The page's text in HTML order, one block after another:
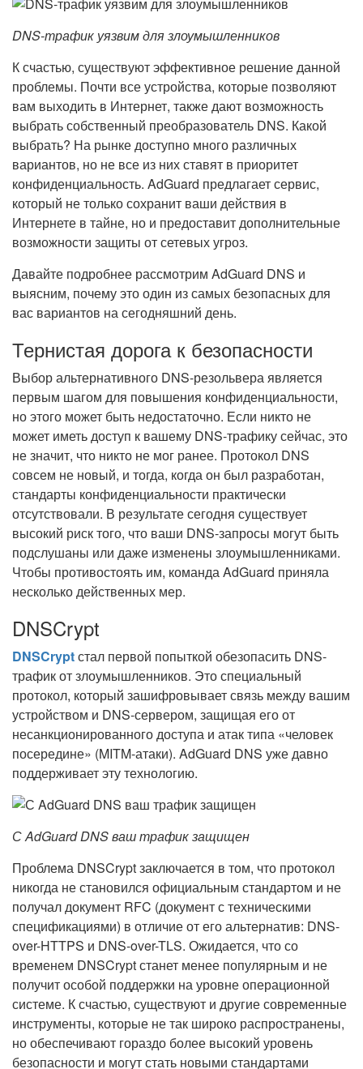
DNS-трафик уязвим для злоумышленников
К счастью, существуют эффективное решение данной
проблемы. Почти все устройства, которые позволяют
вам выходить в Интернет, также дают возможность
выбрать собственный преобразователь DNS. Какой
выбрать? На рынке доступно много различных
вариантов, но не все из них ставят в приоритет
конфиденциальность. AdGuard предлагает сервис,
который не только сохранит ваши действия в
Интернете в тайне, но и предоставит дополнительные
возможности защиты от сетевых угроз.
Давайте подробнее рассмотрим AdGuard DNS и
выясним, почему это один из самых безопасных для
вас вариантов на сегодняшний день.
Тернистая дорога к безопасности
Выбор альтернативного DNS-резольвера является
первым шагом для повышения конфиденциальности,
но этого может быть недостаточно. Если никто не
может иметь доступ к вашему DNS-трафику сейчас, это
не значит, что никто не мог ранее. Протокол DNS
совсем не новый, и тогда, когда он был разработан,
стандарты конфиденциальности практически
отсутствовали. В результате сегодня существует
высокий риск того, что ваши DNS-запросы могут быть
подслушаны или даже изменены злоумышленниками.
Чтобы противостоять им, команда AdGuard приняла
несколько действенных мер.
DNSCrypt
DNSCryptстал первой попыткой обезопасить DNS-
трафик от злоумышленников. Это специальный
протокол, который зашифровывает связь между вашим
устройством и DNS-сервером, защищая его от
несанкционированного доступа и атак типа «человек
посередине» (MITM-атаки). AdGuard DNS уже давно
поддерживает эту технологию.
С AdGuard DNS ваш трафик защищен
Проблема DNSCrypt заключается в том, что протокол
никогда не становился официальным стандартом и не
получал документ RFC (документ с техническими
спецификациями) в отличие от его альтернатив: DNS-
over-HTTPS и DNS-over-TLS. Ожидается, что со
временем DNSCrypt станет менее популярным и не
получит особой поддержки на уровне операционной
системе. К счастью, существуют и другие современные
инструменты, которые не так широко распространены,
но обеспечивают гораздо более высокий уровень
безопасности и могут стать новыми стандартами